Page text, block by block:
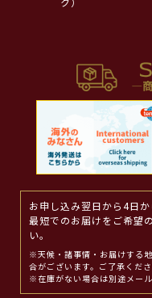
ク）
お申し込み翌日から4日
最短でのお届けをご希望
い。
※天候・諸事情・お届けする
合がございます。ご了承くださ
※在庫がない場合は別途メー